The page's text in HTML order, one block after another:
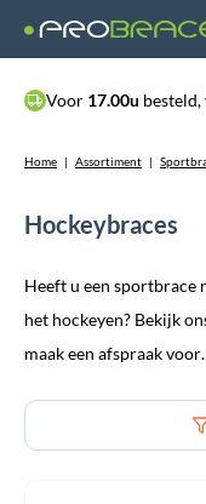
Voor 17.00u besteld,
Home | Assortiment |
Hockeybraces
Heeft u een sportbrace
het hockeyen? Bekijk
maak een afspraak